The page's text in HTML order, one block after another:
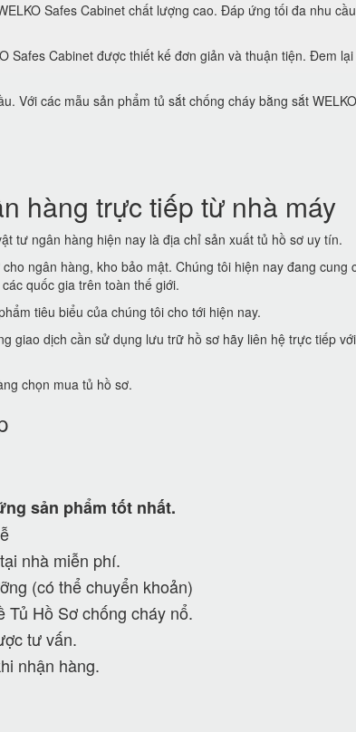
Safes Cabinet chất lượng cao. Đáp ứng tối đa nhu
Safes Cabinet được thiết kế đơn giản và thuận tiện. Đem lại
Với các mẫu sản phẩm tủ sắt chống cháy bằng sắt
hàng trực tiếp từ nhà máy
tư ngân hàng hiện nay là địa chỉ sản xuất tủ hồ sơ uy tín.
ngân hàng, kho bảo mật. Chúng tôi hiện nay đang cung
quốc gia trên toàn thế giới.
tiêu biểu của chúng tôi cho tới hiện nay.
giao dịch cần sử dụng lưu trữ hồ sơ hãy liên hệ trực tiếp
chọn mua tủ hồ sơ.
sản phẩm tốt nhất.
nhà miễn phí.
(có thể chuyển khoản)
Tủ Hồ Sơ chống cháy nổ.
tư vấn.
nhận hàng.